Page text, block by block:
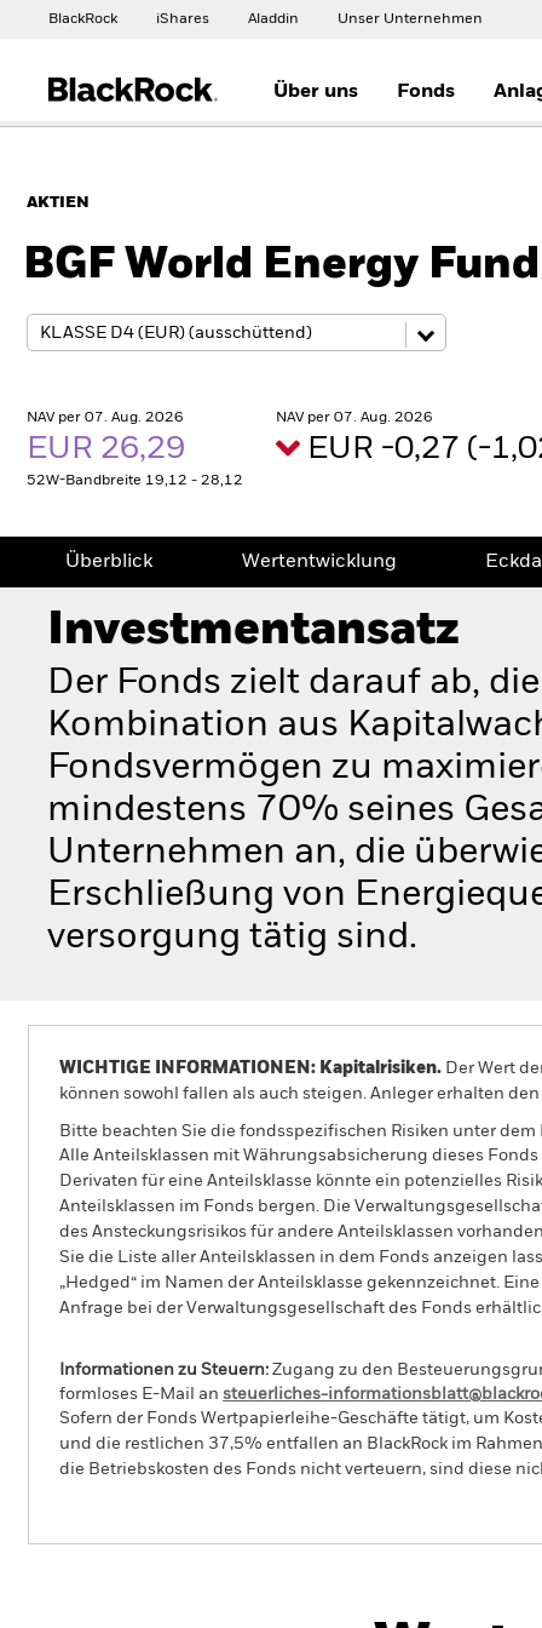
BlackRock iShares Aladdin Unser Unternehmen
Über uns Fonds
AKTIEN
BGF World Energy Fund
NAV per 07. Aug. 2026
EUR 26,29
52W-Bandbreite 19,12 - 28,12
NAV per 07. Aug. 2026
EUR -0,27 (-
Überblick Wertentwicklung
Investmentansatz
Der Fonds zielt darauf ab,
Kombination aus
Fondsvermögen zu
mindestens 70% seines
Unternehmen an, die
Erschließung von
versorgung tätig sind.
WICHTIGE INFORMATIONEN: Kapitalrisiken. Der Wert
können sowohl fallen als auch steigen. Anleger erhalten
Bitte beachten Sie die fondsspezifischen Risiken unter dem
Alle Anteilsklassen mit Währungsabsicherung dieses
Derivaten für eine Anteilsklasse könnte ein potenzielles
Anteilsklassen im Fonds bergen. Die
des Ansteckungsrisikos für andere Anteilsklassen
Sie die Liste aller Anteilsklassen in dem Fonds anzeigen
„Hedged“ im Namen der Anteilsklasse gekennzeichnet.
Anfrage bei der Verwaltungsgesellschaft des Fonds
Informationen zu Steuern: Zugang zu den
formloses E-Mail an steuerliches-
Sofern der Fonds Wertpapierleihe-Geschäfte tätigt, um
und die restlichen 37,5% entfallen an BlackRock im
die Betriebskosten des Fonds nicht verteuern, sind diese